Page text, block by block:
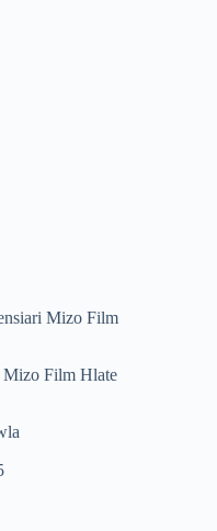
Mizo Film
Mizo Film Hlate